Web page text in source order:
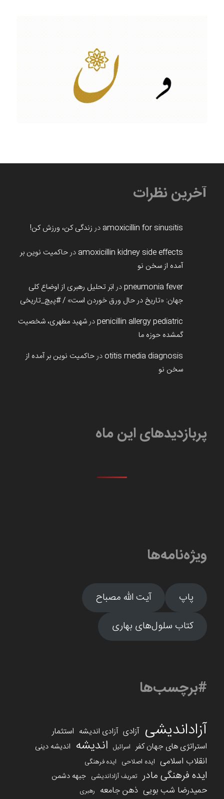
آخرین نظرات
amoxicillin for sinusitis درزندگی کن، ورزش کن!
amoxicillin kidney side effects درحاکمیت نوین بر
آمده از سخن نو
pneumonia feverدرابَر تحلیل رهبری از اوضاع کلی
جهان: «تاریخ در حال ورق خوردن است» / #پیچ_تاریخی
penicillin allergy pediatricدرشهید مطهری، شخصیت
گمشده حوزه ما
otitis media diagnosisدرحاکمیت نوین بر آمده از
سخن نو
پربازدیدهای این ماه
ویژه‌نامه‌ها
پاپ
آیت الله مصباح
کتاب سلول‌های بهاری
#برچسب‌ها
آزاداندیشی آزادی آزادی اندیشه استثمار
استراتژی های جهان کفر اسرائیل اندیشه اندیشه دینی
انقلاب اسلامی ایده اصلاحی ایده فرهنگی
ایده فرهنگی مادر تعریف آزاداندیشی جبهه دشمن
حمیدرضا شب بویی ذهن جامعه رهبری